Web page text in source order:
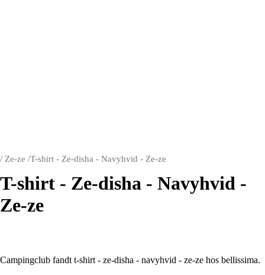
/ Ze-ze /T-shirt - Ze-disha - Navyhvid - Ze-ze
T-shirt - Ze-disha - Navyhvid -
Ze-ze
Campingclub fandt t-shirt - ze-disha - navyhvid - ze-ze hos bellissima.